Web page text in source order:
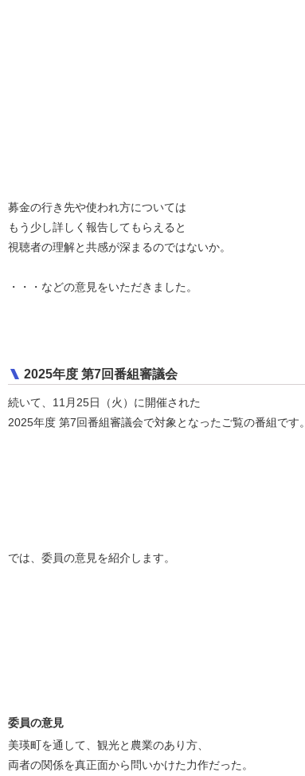
募金の行き先や使われ方については
もう少し詳しく報告してもらえると
視聴者の理解と共感が深まるのではないか。
・・・などの意見をいただきました。
2025年度 第7回番組審議会
続いて、11月25日（火）に開催された
2025年度 第7回番組審議会で対象となったご覧の番組です。
では、委員の意見を紹介します。
委員の意見
美瑛町を通して、観光と農業のあり方、
両者の関係を真正面から問いかけた力作だった。